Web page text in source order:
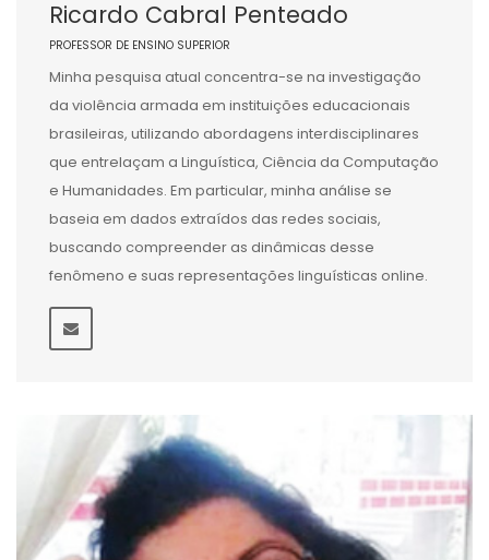
Ricardo Cabral Penteado
PROFESSOR DE ENSINO SUPERIOR
Minha pesquisa atual concentra-se na investigação
da violência armada em instituições educacionais
brasileiras, utilizando abordagens interdisciplinares
que entrelaçam a Linguística, Ciência da Computação
e Humanidades. Em particular, minha análise se
baseia em dados extraídos das redes sociais,
buscando compreender as dinâmicas desse
fenômeno e suas representações linguísticas online.